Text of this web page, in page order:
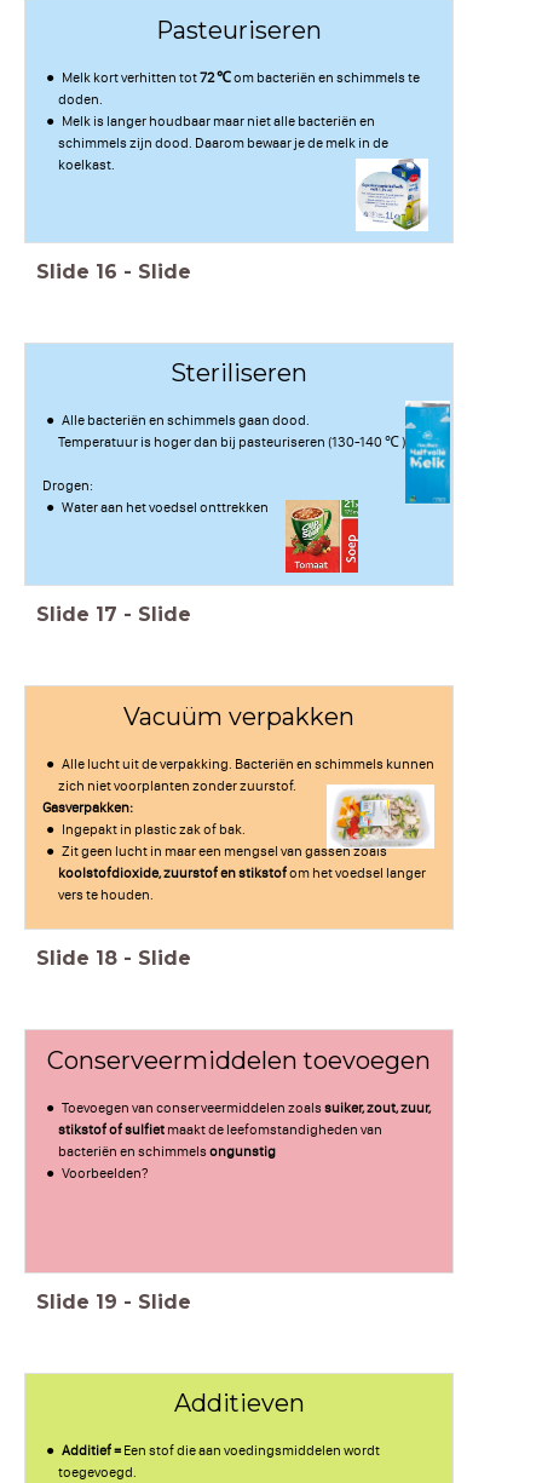
Pasteuriseren
Melk kort verhitten tot72 ℃om bacteriën en schimmels te
doden.
Melk is langer houdbaar maar niet alle bacteriën en
schimmels zijn dood. Daarom bewaar je de melk in de
koelkast.
Slide 16 - Slide
Steriliseren
Alle bacteriën en schimmels gaan dood.
Temperatuur is hoger dan bij pasteuriseren (130-140 ℃ )
Drogen:
Water aan het voedsel onttrekken
Slide 17 - Slide
Vacuüm verpakken
Alle lucht uit de verpakking. Bacteriën en schimmels kunnen
zich niet voorplanten zonder zuurstof.
Gasverpakken:
Ingepakt in plastic zak of bak.
Zit geen lucht in maar een mengsel van gassen zoals
koolstofdioxide, zuurstof en stikstofom het voedsel langer
vers te houden.
Slide 18 - Slide
Conserveermiddelen toevoegen
Toevoegen van conserveermiddelen zoalssuiker, zout, zuur,
stikstof of sulfietmaakt de leefomstandigheden van
bacteriën en schimmelsongunstig
Voorbeelden?
Slide 19 - Slide
Additieven
Additief = Een stof die aan voedingsmiddelen wordt
toegevoegd.